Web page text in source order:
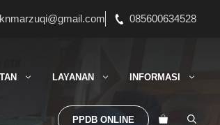
085600634528
LAYANAN INFORMASI
PPDB ONLINE